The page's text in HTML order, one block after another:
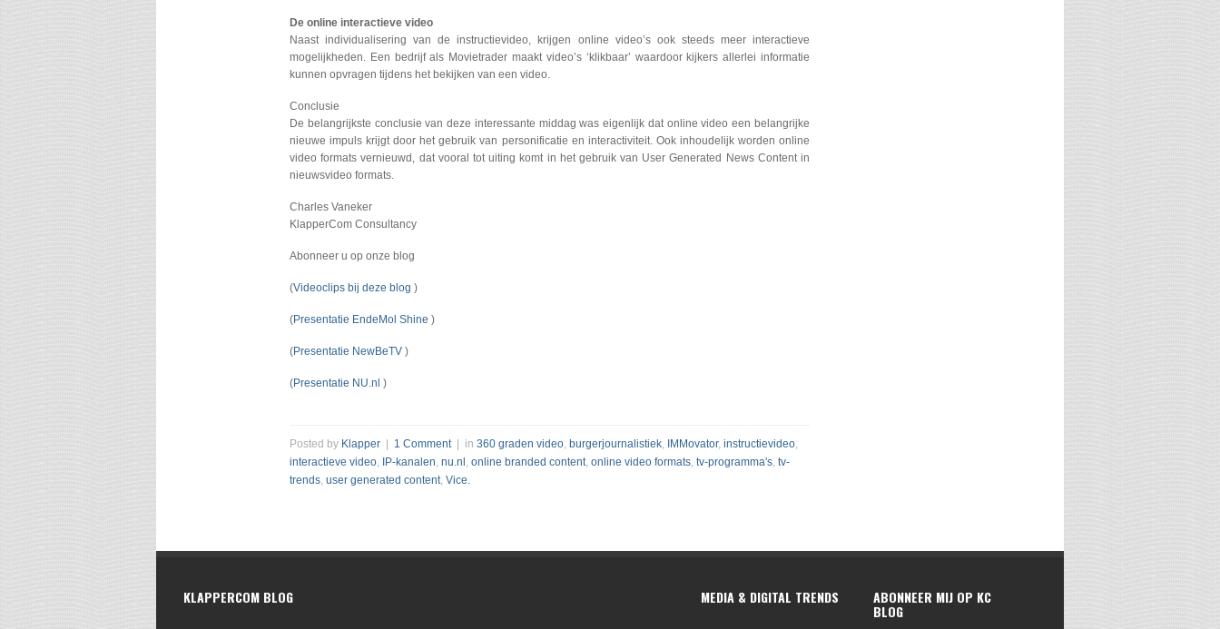
De online interactieve video
Naast individualisering van de instructievideo, krijgen online video’s ook steeds meer interactieve
mogelijkheden. Een bedrijf als Movietrader maakt video’s ‘klikbaar’ waardoor kijkers allerlei informatie
kunnen opvragen tijdens het bekijken van een video.
Conclusie
De belangrijkste conclusie van deze interessante middag was eigenlijk dat online video een belangrijke
nieuwe impuls krijgt door het gebruik van personificatie en interactiviteit. Ook inhoudelijk worden online
video formats vernieuwd, dat vooral tot uiting komt in het gebruik van User Generated News Content in
nieuwsvideo formats.
Charles Vaneker
KlapperCom Consultancy
Abonneer u op onze blog
(Videoclips bij deze blog )
(Presentatie EndeMol Shine )
(Presentatie NewBeTV )
(Presentatie NU.nl )
Posted by Klapper 1 Comment| in 360 graden video, burgerjournalistiek, IMMovator, instructievideo,
interactieve video, IP-kanalen, nu.nl , online branded content, online video formats, tv-programma's, tv-
trends, user generated content, Vice.
KLAPPERCOM BLOG MEDIA & DIGITAL TRENDS ABONNEER MIJ OP KC
BLOG